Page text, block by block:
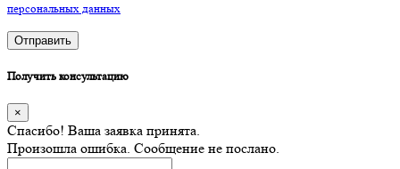
персональных данных
Отправить
Получить консультацию
×
Спасибо! Ваша заявка принята.
Произошла ошибка. Сообщение не послано.